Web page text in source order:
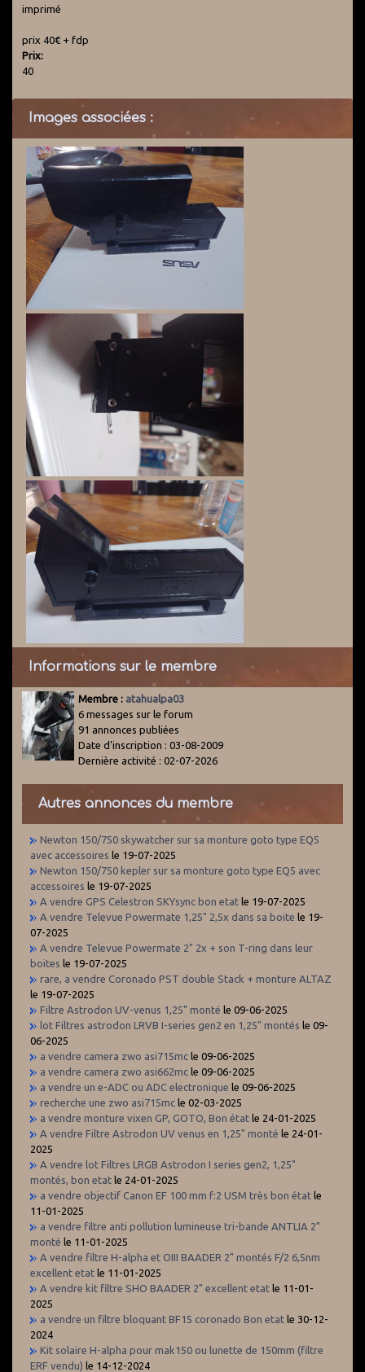
imprimé
prix 40€ + fdp
Prix:
40
Images associées :
Informations sur le membre
Membre : atahualpa03
6 messages sur le forum
91 annonces publiées
Date d'inscription : 03-08-2009
Dernière activité : 02-07-2026
Autres annonces du membre
Newton 150/750 skywatcher sur sa monture goto type EQ5
avec accessoires le 19-07-2025
Newton 150/750 kepler sur sa monture goto type EQ5 avec
accessoires le 19-07-2025
A vendre GPS Celestron SKYsync bon etat le 19-07-2025
A vendre Televue Powermate 1,25" 2,5x dans sa boite le 19-
07-2025
A vendre Televue Powermate 2" 2x + son T-ring dans leur
boites le 19-07-2025
rare, a vendre Coronado PST double Stack + monture ALTAZ
le 19-07-2025
Filtre Astrodon UV-venus 1,25" monté le 09-06-2025
lot Filtres astrodon LRVB I-series gen2 en 1,25" montés le 09-
06-2025
a vendre camera zwo asi715mc le 09-06-2025
a vendre camera zwo asi662mc le 09-06-2025
a vendre un e-ADC ou ADC electronique le 09-06-2025
recherche une zwo asi715mc le 02-03-2025
a vendre monture vixen GP, GOTO, Bon état le 24-01-2025
A vendre Filtre Astrodon UV venus en 1,25" monté le 24-01-
2025
A vendre lot Filtres LRGB Astrodon I series gen2, 1,25"
montés, bon etat le 24-01-2025
a vendre objectif Canon EF 100 mm f:2 USM très bon état le
11-01-2025
a vendre filtre anti pollution lumineuse tri-bande ANTLIA 2"
monté le 11-01-2025
A vendre filtre H-alpha et OIII BAADER 2" montés F/2 6,5nm
excellent etat le 11-01-2025
A vendre kit filtre SHO BAADER 2" excellent etat le 11-01-
2025
a vendre un filtre bloquant BF15 coronado Bon etat le 30-12-
2024
Kit solaire H-alpha pour mak150 ou lunette de 150mm (filtre
ERF vendu) le 14-12-2024